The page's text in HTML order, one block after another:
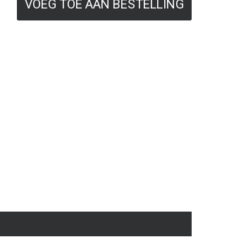
VOEG TOE AAN BESTELLING